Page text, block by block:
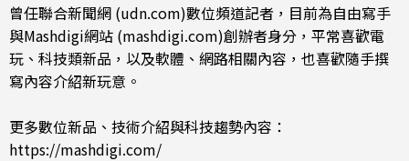
曾任聯合新聞網 (udn.com)數位頻道記者，目前為自由寫手
與Mashdigi網站 (mashdigi.com)創辦者身分，平常喜歡電
玩、科技類新品，以及軟體、網路相關內容，也喜歡隨手撰
寫內容介紹新玩意。
更多數位新品、技術介紹與科技趨勢內容：
https://mashdigi.com/